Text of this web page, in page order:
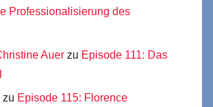
Professionalisierung des
Auer zu Episode 111: Das
zu Episode 115: Florence